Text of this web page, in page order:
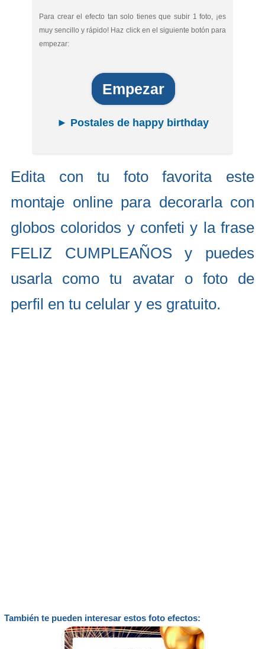
Para crear el efecto tan solo tienes que subir 1 foto, ¡es
muy sencillo y rápido! Haz click en el siguiente botón para
empezar:
Empezar
► Postales de happy birthday
Edita con tu foto favorita este
montaje online para decorarla con
globos coloridos y confeti y la frase
FELIZ CUMPLEAÑOS y puedes
usarla como tu avatar o foto de
perfil en tu celular y es gratuito.
También te pueden interesar estos foto efectos: